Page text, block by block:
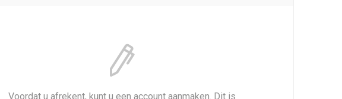
Voordat u afrekent, kunt u een account aanmaken. Dit is